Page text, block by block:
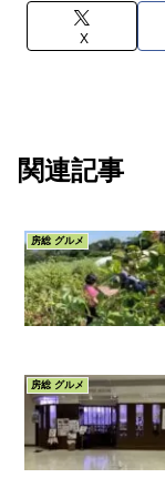
X
関連記事
房総 グルメ
房総 グルメ